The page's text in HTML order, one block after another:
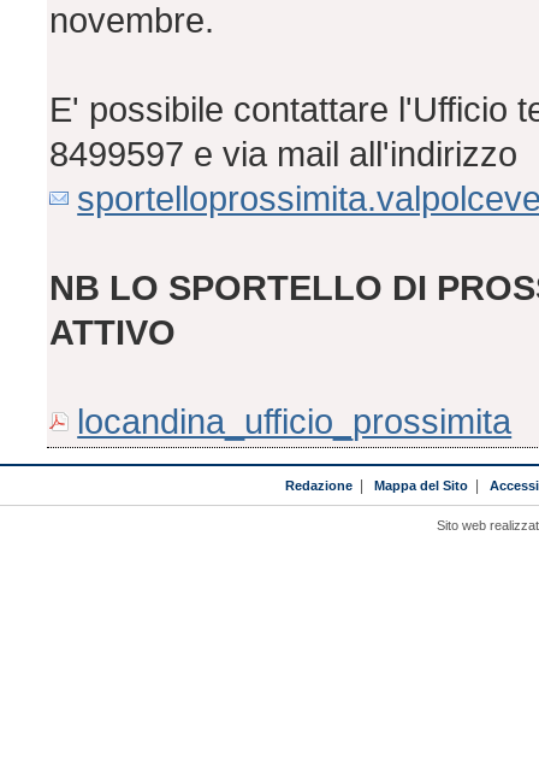
novembre.
E' possibile contattare l'Ufficio
8499597 e via mail all'indirizzo
NB LO SPORTELLO DI
ATTIVO
locandina_ufficio_prossimita
Redazione| Mappa del Sito|
Sito web